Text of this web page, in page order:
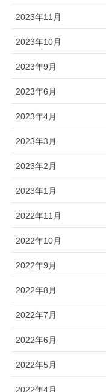
2023年11月
2023年10月
2023年9月
2023年6月
2023年4月
2023年3月
2023年2月
2023年1月
2022年11月
2022年10月
2022年9月
2022年8月
2022年7月
2022年6月
2022年5月
2022年4月